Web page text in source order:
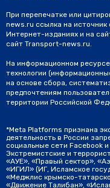
При перепечатке или
news.ru ссылка на источник
Интернет-изданиях и на
сайт Transport-news.ru.
На информационном
технологии
на основе сбора,
предпочтениям
территории Российской
*Meta Platforms признана
деятельность в России
социальные сети Facebook
Экстремистские и
«АУЕ», «Правый сектор»,
«ИГИЛ» (ИГ, Исламское
«Меджлис крымско-
«Движение Талибан»,